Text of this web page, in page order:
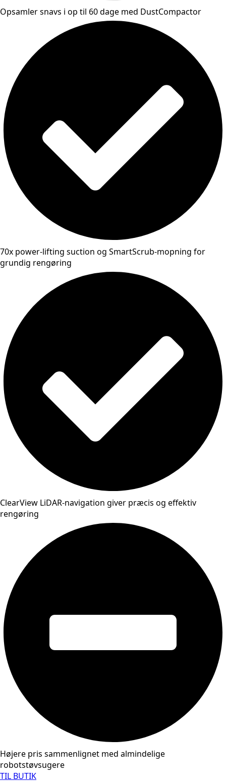
Opsamler snavs i op til 60 dage med DustCompactor
70x power-lifting suction og SmartScrub-mopning for
grundig rengøring
ClearView LiDAR-navigation giver præcis og effektiv
rengøring
Højere pris sammenlignet med almindelige
robotstøvsugere
TIL BUTIK